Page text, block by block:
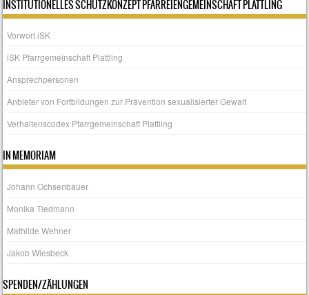
INSTITUTIONELLES SCHUTZKONZEPT PFARREIENGEMEINSCHAFT PLATTLING
Vorwort iSK
iSK Pfarrgemeinschaft Plattling
Ansprechpersonen
Anbieter von Fortbildungen zur Prävention sexualisierter Gewalt
Verhaltenscodex Pfarrgemeinschaft Plattling
IN MEMORIAM
Johann Ochsenbauer
Monika Tiedmann
Mathilde Wehner
Jakob Wiesbeck
SPENDEN/ZÄHLUNGEN